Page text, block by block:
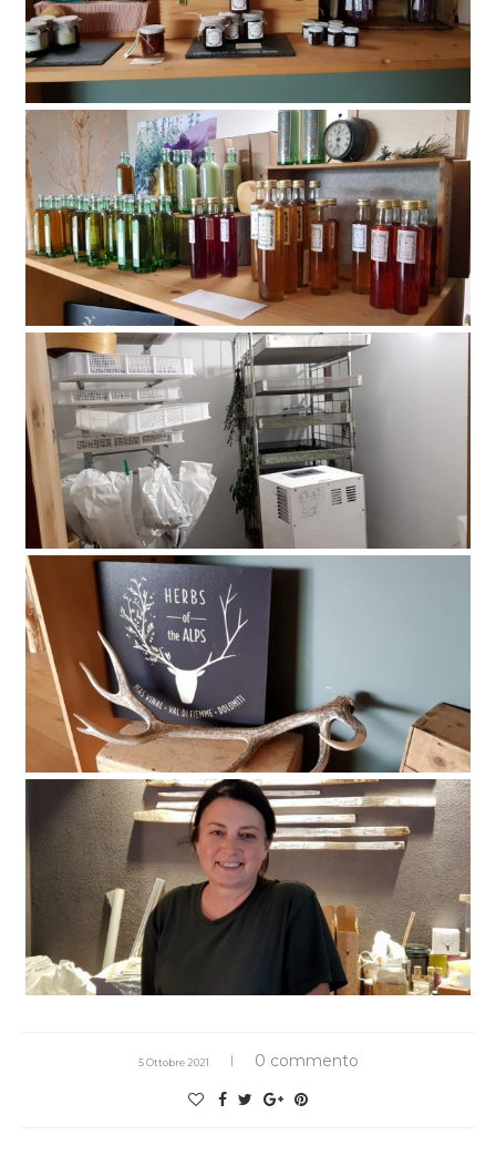
5 Ottobre 2021 0 commento